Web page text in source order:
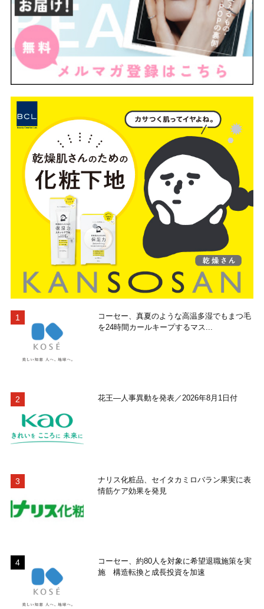
コーセー、真夏のような高温多湿でもまつ毛
を24時間カールキープするマス...
花王―人事異動を発表／2026年8月1日付
ナリス化粧品、セイタカミロバラン果実に表
情筋ケア効果を発見
コーセー、約80人を対象に希望退職施策を実
施 構造転換と成長投資を加速